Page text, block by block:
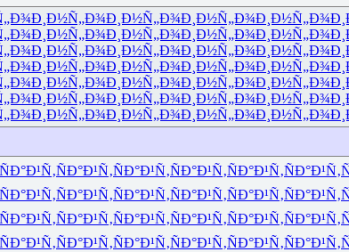
Ð¸Ð½Ñ„Ð¾Ð¸Ð½Ñ„Ð¾Ð¸Ð½Ñ„Ð¾Ð¸Ð½Ñ„Ð¾
Ð¸Ð½Ñ„Ð¾Ð¸Ð½Ñ„Ð¾Ð¸Ð½Ñ„Ð¾Ð¸Ð½Ñ„Ð¾
Ð¸Ð½Ñ„Ð¾Ð¸Ð½Ñ„Ð¾Ð¸Ð½Ñ„Ð¾Ð¸Ð½Ñ„Ð¾
Ð¸Ð½Ñ„Ð¾Ð¸Ð½Ñ„Ð¾Ð¸Ð½Ñ„Ð¾Ð¸Ð½Ñ„Ð¾
Ð¸Ð½Ñ„Ð¾Ð¸Ð½Ñ„Ð¾Ð¸Ð½Ñ„Ð¾Ð¸Ð½Ñ„Ð¾
Ð¸Ð½Ñ„Ð¾Ð¸Ð½Ñ„Ð¾Ð¸Ð½Ñ„Ð¾Ð¸Ð½Ñ„Ð¾
Ð¸Ð½Ñ„Ð¾Ð¸Ð½Ñ„Ð¾Ð¸Ð½Ñ„Ð¾Ð¸Ð½Ñ„Ð¾
ÑÐ°Ð¹Ñ‚ÑÐ°Ð¹Ñ‚ÑÐ°Ð¹Ñ‚ÑÐ°Ð¹Ñ‚ÑÐ°Ð¹Ñ‚ÑÐ°Ð¹Ñ‚
ÑÐ°Ð¹Ñ‚ÑÐ°Ð¹Ñ‚ÑÐ°Ð¹Ñ‚ÑÐ°Ð¹Ñ‚ÑÐ°Ð¹Ñ‚ÑÐ°Ð¹Ñ‚
ÑÐ°Ð¹Ñ‚ÑÐ°Ð¹Ñ‚ÑÐ°Ð¹Ñ‚ÑÐ°Ð¹Ñ‚ÑÐ°Ð¹Ñ‚ÑÐ°Ð¹Ñ‚
ÑÐ°Ð¹Ñ‚ÑÐ°Ð¹Ñ‚ÑÐ°Ð¹Ñ‚ÑÐ°Ð¹Ñ‚ÑÐ°Ð¹Ñ‚ÑÐ°Ð¹Ñ‚